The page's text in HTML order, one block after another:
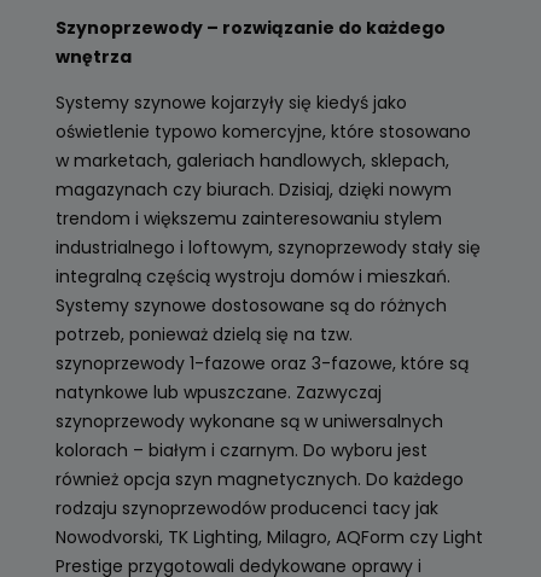
Szynoprzewody – rozwiązanie do każdego
wnętrza
Systemy szynowe kojarzyły się kiedyś jako
oświetlenie typowo komercyjne, które stosowano
w marketach, galeriach handlowych, sklepach,
magazynach czy biurach. Dzisiaj, dzięki nowym
trendom i większemu zainteresowaniu stylem
industrialnego i loftowym, szynoprzewody stały się
integralną częścią wystroju domów i mieszkań.
Systemy szynowe dostosowane są do różnych
potrzeb, ponieważ dzielą się na tzw.
szynoprzewody 1-fazowe oraz 3-fazowe, które są
natynkowe lub wpuszczane. Zazwyczaj
szynoprzewody wykonane są w uniwersalnych
kolorach – białym i czarnym. Do wyboru jest
również opcja szyn magnetycznych. Do każdego
rodzaju szynoprzewodów producenci tacy jak
Nowodvorski, TK Lighting, Milagro, AQForm czy Light
Prestige przygotowali dedykowane oprawy i